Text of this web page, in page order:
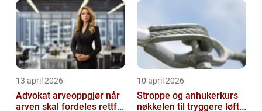
13 april 2026
Advokat arveoppgjør når
arven skal fordeles rettf...
10 april 2026
Stroppe og anhukerkurs
nøkkelen til tryggere løft...